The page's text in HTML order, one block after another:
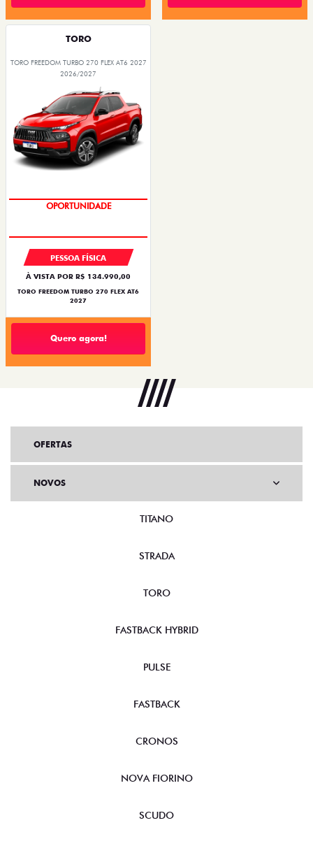
TORO
TORO FREEDOM TURBO 270 FLEX AT6 2027
2026/2027
OPORTUNIDADE
PESSOA FÍSICA
À VISTA POR R$ 134.990,00
TORO FREEDOM TURBO 270 FLEX AT6
2027
Quero agora!
OFERTAS
NOVOS
TITANO
STRADA
TORO
FASTBACK HYBRID
PULSE
FASTBACK
CRONOS
NOVA FIORINO
SCUDO